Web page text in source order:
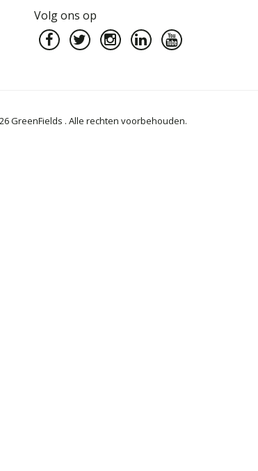
Volg ons op
GreenFields . Alle rechten voorbehouden.